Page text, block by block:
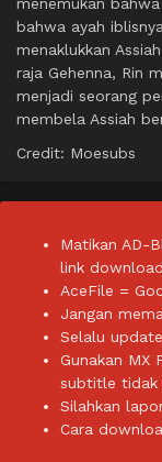
bahwa ayah
menaklukkan
raja Gehenna, Rin
menjadi seorang
membela Assiah
Credit: Moesubs
Matikan AD-
link
AceFile =
Jangan
Selalu
Gunakan MX
subtitle tidak
Silahkan
Cara